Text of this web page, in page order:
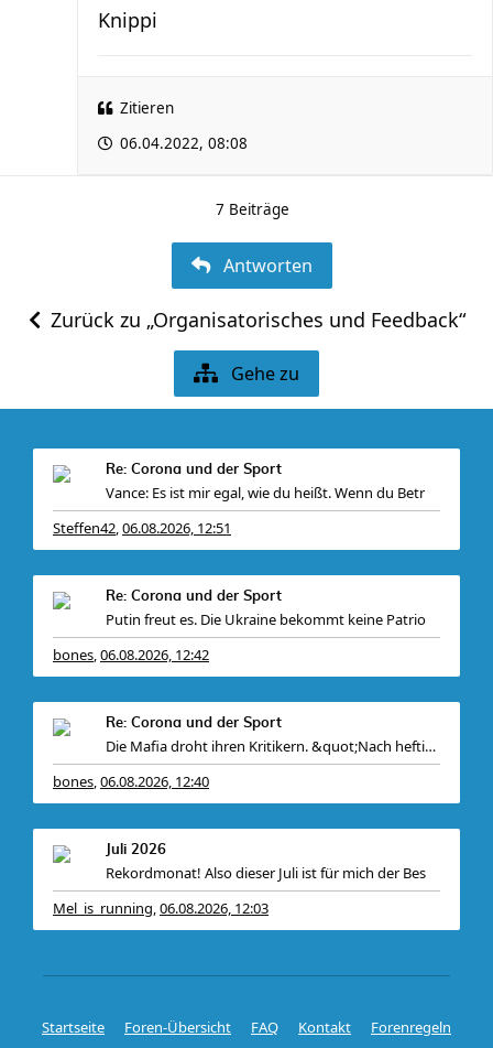
Knippi
Zitieren
06.04.2022, 08:08
7 Beiträge
Antworten
Zurück zu „Organisatorisches und Feedback“
Gehe zu
Re: Corona und der Sport
Vance: Es ist mir egal, wie du heißt. Wenn du Betr
Steffen42,06.08.2026, 12:51
Re: Corona und der Sport
Putin freut es. Die Ukraine bekommt keine Patrio
bones,06.08.2026, 12:42
Re: Corona und der Sport
Die Mafia droht ihren Kritikern. &quot;Nach heftiger K
bones,06.08.2026, 12:40
Juli 2026
Rekordmonat! Also dieser Juli ist für mich der Bes
Mel_is_running,06.08.2026, 12:03
Startseite Foren-Übersicht FAQ Kontakt
Forenregeln